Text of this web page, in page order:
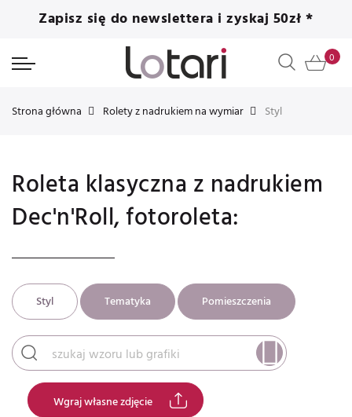
Zapisz się do newslettera i zyskaj 50zł *
Strona główna Rolety z nadrukiem na wymiar Styl
Roleta klasyczna z nadrukiem
Dec'n'Roll, fotoroleta:
Styl Tematyka Pomieszczenia
Wgraj własne zdjęcie